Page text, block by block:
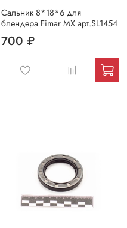
Сальник 8*18*6 для
блендера Fimar MX арт.SL1454
700 ₽